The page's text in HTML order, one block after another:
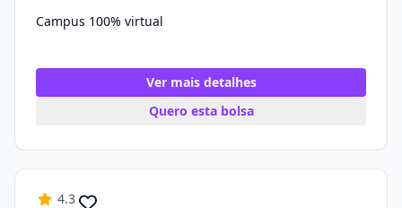
Campus 100% virtual
Ver mais detalhes
Quero esta bolsa
4.3